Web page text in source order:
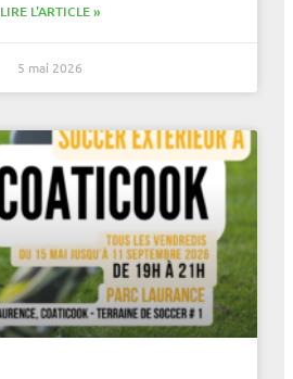
LIRE L'ARTICLE »
5 mai 2026